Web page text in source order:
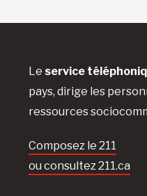
Le service
pays, dirige les
ressources
Composez le 211
ou consultez 211.ca